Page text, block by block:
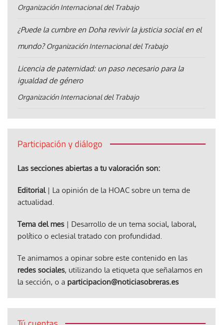
Organización Internacional del Trabajo
¿Puede la cumbre en Doha revivir la justicia social en el
mundo? Organización Internacional del Trabajo
Licencia de paternidad: un paso necesario para la
igualdad de género
Organización Internacional del Trabajo
Participación y diálogo
Las secciones abiertas a tu valoración son:
Editorial| La opinión de la HOAC sobre un tema de
actualidad.
Tema del mes | Desarrollo de un tema social, laboral,
político o eclesial tratado con profundidad.
Te animamos a opinar sobre este contenido en las
redes sociales, utilizando la etiqueta que señalamos en
la sección, o a participacion@noticiasobreras.es